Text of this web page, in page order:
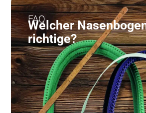
FAQ
Welcher
richtige?